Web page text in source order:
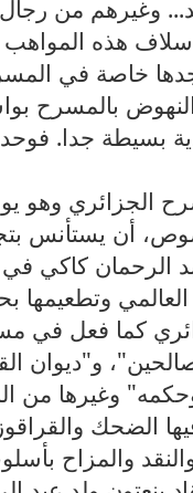
وغيرهم من
هذه المواهب
خاصة في
بالمسرح
بسيطة جدا.
الجزائري وهو
أن يستأنس
الرحمان كاكي في
وتطعيمها
كما فعل في
و"ديوان
وغيرها من
الضحك والقراقوز
والمزاح